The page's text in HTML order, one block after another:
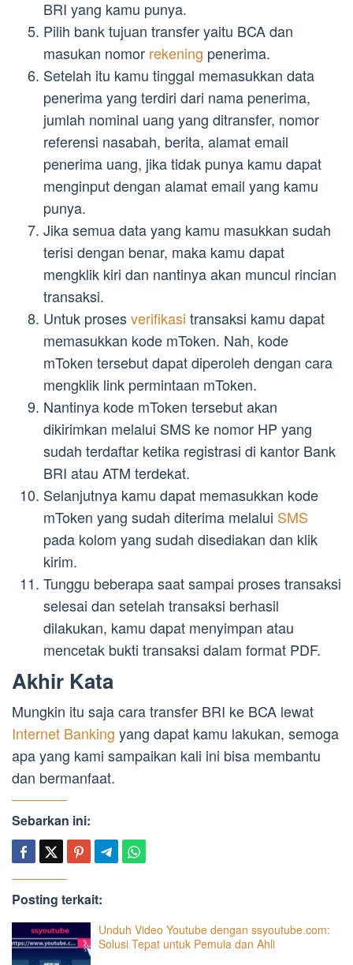
BRI yang kamu punya.
Pilih bank tujuan transfer yaitu BCA dan
masukan nomor rekening penerima.
Setelah itu kamu tinggal memasukkan data
penerima yang terdiri dari nama penerima,
jumlah nominal uang yang ditransfer, nomor
referensi nasabah, berita, alamat email
penerima uang, jika tidak punya kamu dapat
menginput dengan alamat email yang kamu
punya.
Jika semua data yang kamu masukkan sudah
terisi dengan benar, maka kamu dapat
mengklik kiri dan nantinya akan muncul rincian
transaksi.
Untuk prosesverifikasi transaksi kamu dapat
memasukkan kode mToken. Nah, kode
mToken tersebut dapat diperoleh dengan cara
mengklik link permintaan mToken.
Nantinya kode mToken tersebut akan
dikirimkan melalui SMS ke nomor HP yang
sudah terdaftar ketika registrasi di kantor Bank
BRI atau ATM terdekat.
Selanjutnya kamu dapat memasukkan kode
mToken yang sudah diterima melalui SMS
pada kolom yang sudah disediakan dan klik
kirim.
Tunggu beberapa saat sampai proses transaksi
selesai dan setelah transaksi berhasil
dilakukan, kamu dapat menyimpan atau
mencetak bukti transaksi dalam format PDF.
Akhir Kata
Mungkin itu saja cara transfer BRI ke BCA lewat
Internet Banking yang dapat kamu lakukan, semoga
apa yang kami sampaikan kali ini bisa membantu
dan bermanfaat.
Sebarkan ini:
Posting terkait:
Unduh Video Youtube dengan ssyoutube.com:
Solusi Tepat untuk Pemula dan Ahli